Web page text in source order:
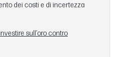
dei costi e di incertezza
sull’oro contro